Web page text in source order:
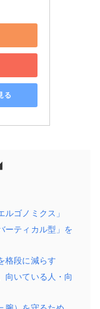
る
ゴノミクス」
ーティカル型」を
格段に減らす
向いている人・向